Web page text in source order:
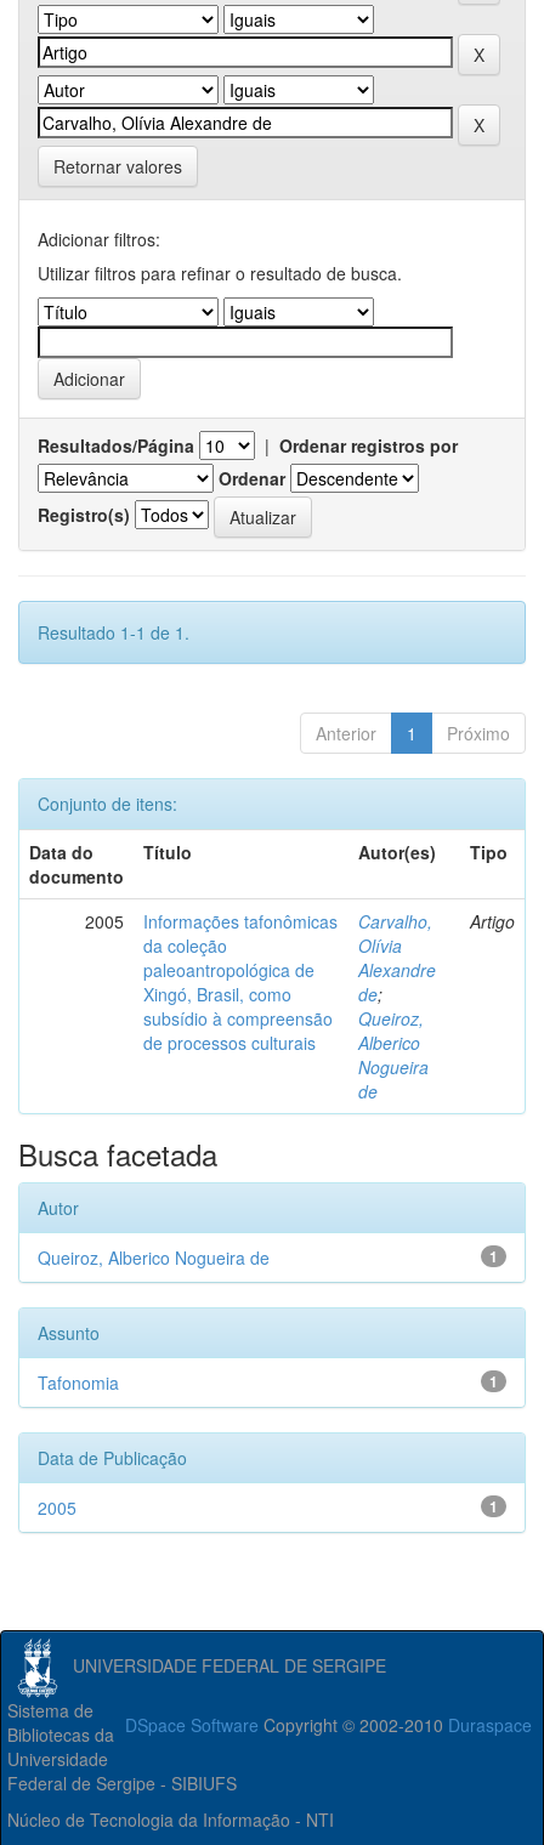
Retornar valores
Adicionar filtros:
Utilizar filtros para refinar o resultado de busca.
Resultados/Página | Ordenar registros por
Ordenar
Registro(s)
Resultado 1-1 de 1.
Anterior 1 Próximo
Conjunto de itens:
Data do
documento
Título Autor(es) Tipo
2005
Informações tafonômicas
da coleção
paleoantropológica de
Xingó, Brasil, como
subsídio à compreensão
de processos culturais
Carvalho,
Olívia
Alexandre
de;
Queiroz,
Alberico
Nogueira
de
Artigo
Busca facetada
Autor
1
Queiroz, Alberico Nogueira de
Assunto
1
Tafonomia
Data de Publicação
1
2005
UNIVERSIDADE FEDERAL DE SERGIPE
DSpace Software Copyright © 2002-2010 Duraspace
Sistema de
Bibliotecas da
Universidade
Federal de Sergipe - SIBIUFS
Núcleo de Tecnologia da Informação - NTI